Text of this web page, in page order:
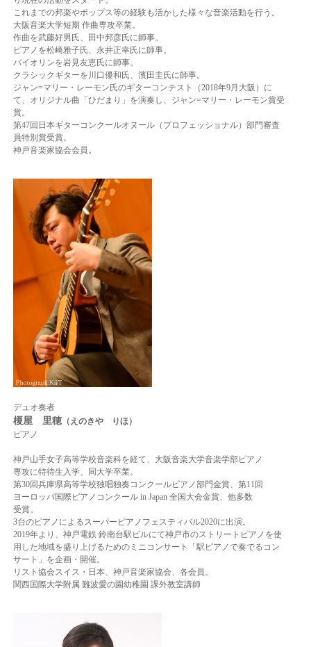
これまでの邦楽やポップス等の経験も活かした様々な音楽活動を行う。
大阪音楽大学短期 作曲専攻卒業。
作曲を武藤好男氏、田中邦彦氏に師事。
ピアノを松崎雅子氏、永井正幸氏に師事。
バイオリンを岩見友恵氏に師事。
クラシックギターを川口優和氏、濱田圭氏に師事。
ジャン=マリー・レーモン氏のギターコンテスト（2018年9月大阪）に
て、オリジナル曲「ひだまり」を演奏し、ジャン=マリー・レーモン賞受
賞。
第47回日本ギターコンクールオヌール（プロフェッショナル）部門審査
員特別賞受賞。
神戸音楽家協会会員。
デュオ奏者
榎屋 里穂（えのきやりほ）
ピアノ
神戸山手女子高等学校音楽科を経て、大阪音楽大学音楽学部ピアノ
専攻に特待生入学、同大学卒業。
第30回兵庫県高等学校独唱独奏コンクールピアノ部門金賞、第11回
ヨーロッパ国際ピアノコンクール in Japan 全国大会金賞、他多数
受賞。
3台のピアノによるスーパーピアノフェスティバル2020に出演。
2019年より、神戸電鉄 鈴南台駅ビルにて神戸市のストリートピアノを使
用した地域を盛り上げるためのミニコンサート「駅ピアノで奏でるコン
サート」を企画・開催。
リスト協会スイス・日本、神戸音楽家協会、各会員。
関西国際大学附属 難波愛の園幼稚園 課外教室講師